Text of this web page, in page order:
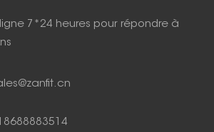
7*24 heures pour répondre à